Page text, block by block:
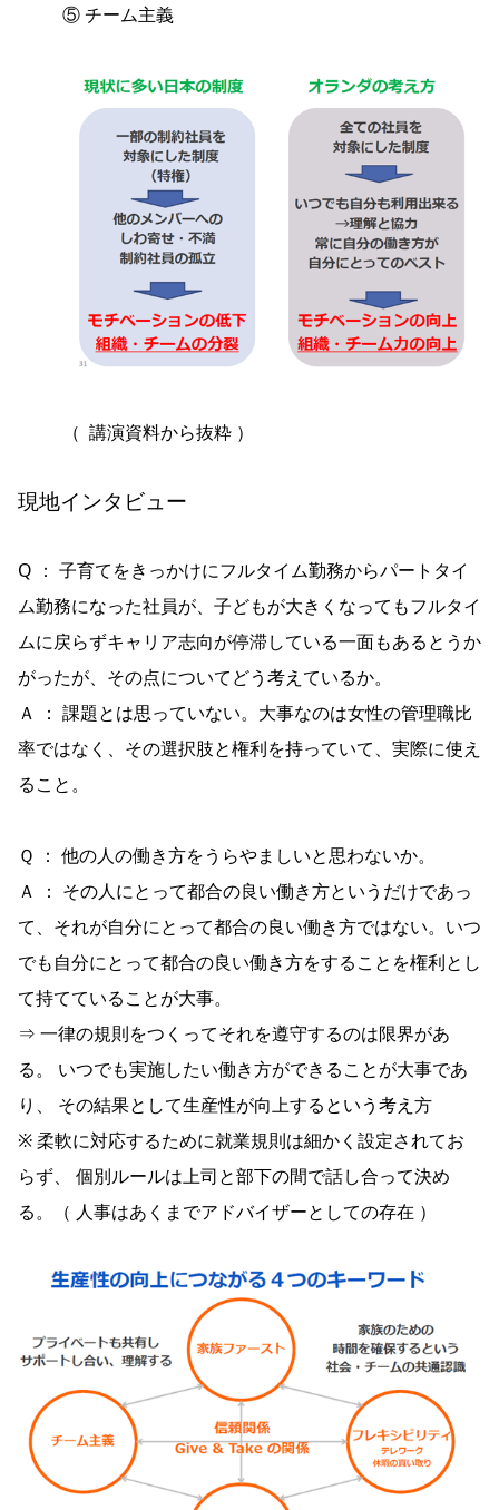
⑤ チーム主義
（ 講演資料から抜粋 ）
現地インタビュー
Q ： 子育てをきっかけにフルタイム勤務からパートタイ
ム勤務になった社員が、子どもが大きくなってもフルタイ
ムに戻らずキャリア志向が停滞している一面もあるとうか
がったが、その点についてどう考えているか。
Ａ ： 課題とは思っていない。大事なのは女性の管理職比
率ではなく、その選択肢と権利を持っていて、実際に使え
ること。
Ｑ ： 他の人の働き方をうらやましいと思わないか。
Ａ ： その人にとって都合の良い働き方というだけであっ
て、それが自分にとって都合の良い働き方ではない。いつ
でも自分にとって都合の良い働き方をすることを権利とし
て持てていることが大事。
⇒ 一律の規則をつくってそれを遵守するのは限界があ
る。 いつでも実施したい働き方ができることが大事であ
り、 その結果として生産性が向上するという考え方
※ 柔軟に対応するために就業規則は細かく設定されてお
らず、 個別ルールは上司と部下の間で話し合って決め
る。（ 人事はあくまでアドバイザーとしての存在 ）